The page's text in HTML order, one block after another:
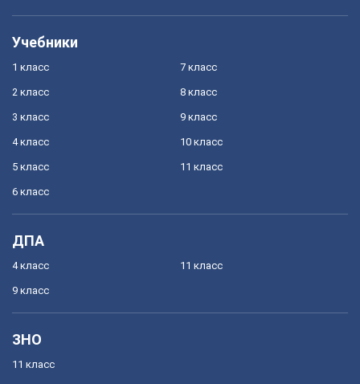
Учебники
1 класс
2 класс
3 класс
4 класс
5 класс
6 класс
7 класс
8 класс
9 класс
10 класс
11 класс
ДПА
4 класс
9 класс
11 класс
ЗНО
11 класс